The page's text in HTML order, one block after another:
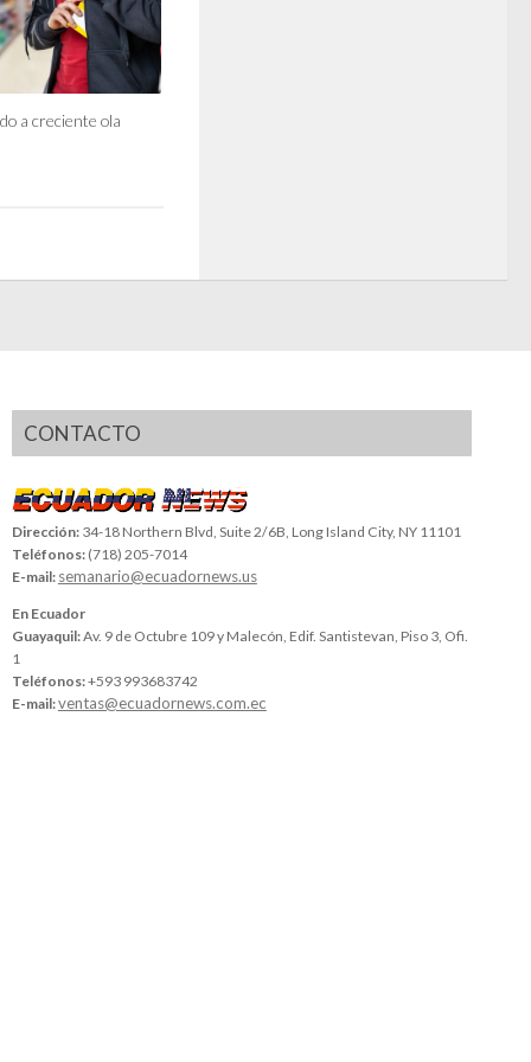
a creciente ola
CONTACTO
Dirección: 34-18 Northern Blvd, Suite 2/6B, Long Island City, NY 11101
Teléfonos: (718) 205-7014
E-mail: semanario@ecuadornews.us
En Ecuador
Guayaquil:Av. 9 de Octubre 109 y Malecón, Edif. Santistevan, Piso 3, Ofi.
1
Teléfonos:+593 993683742
E-mail:ventas@ecuadornews.com.ec